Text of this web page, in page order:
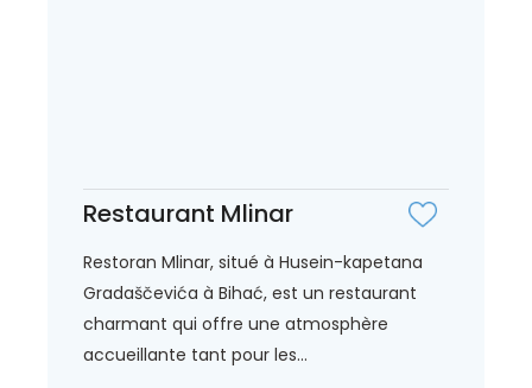
Restaurant Mlinar
Restoran Mlinar, situé à Husein-kapetana
Gradaščevića à Bihać, est un restaurant
charmant qui offre une atmosphère
accueillante tant pour les...